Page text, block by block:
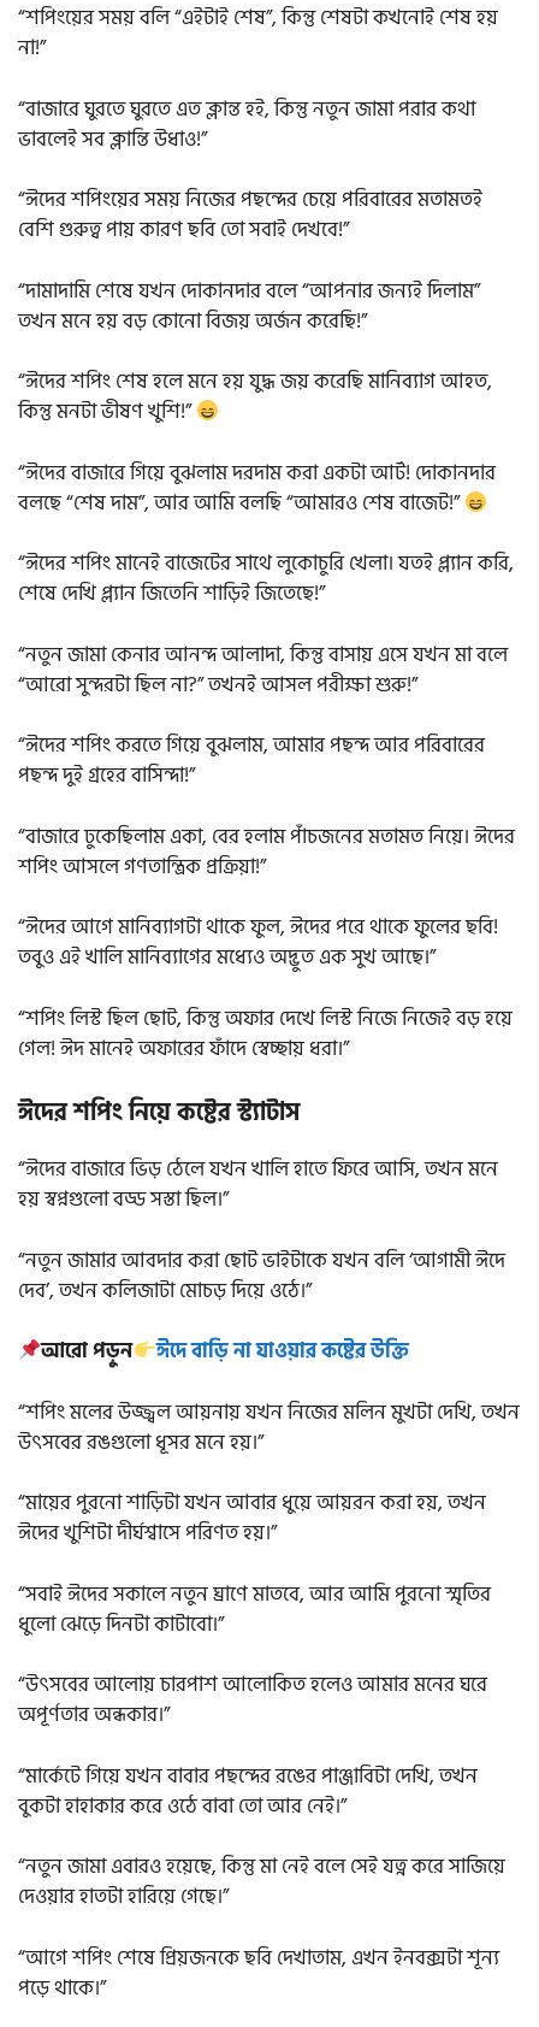
“শপিংয়ের সময় বলি “এইটাই শেষ”, কিন্তু শেষটা কখনোই শেষ হয়
না!”
“বাজারে ঘুরতে ঘুরতে এত ক্লান্ত হই, কিন্তু নতুন জামা পরার কথা
ভাবলেই সব ক্লান্তি উধাও!”
“ঈদের শপিংয়ের সময় নিজের পছন্দের চেয়ে পরিবারের মতামতই
বেশি গুরুত্ব পায় কারণ ছবি তো সবাই দেখবে!”
“দামাদামি শেষে যখন দোকানদার বলে “আপনার জন্যই দিলাম”
তখন মনে হয় বড় কোনো বিজয় অর্জন করেছি!”
“ঈদের শপিং শেষ হলে মনে হয় যুদ্ধ জয় করেছি মানিব্যাগ আহত,
কিন্তু মনটা ভীষণ খুশি!”
“ঈদের বাজারে গিয়ে বুঝলাম দরদাম করা একটা আর্ট! দোকানদার
বলছে “শেষ দাম”, আর আমি বলছি “আমারও শেষ বাজেট!”
“ঈদের শপিং মানেই বাজেটের সাথে লুকোচুরি খেলা। যতই প্ল্যান করি,
শেষে দেখি প্ল্যান জিতেনি শাড়িই জিতেছে!”
“নতুন জামা কেনার আনন্দ আলাদা, কিন্তু বাসায় এসে যখন মা বলে
“আরো সুন্দরটা ছিল না?” তখনই আসল পরীক্ষা শুরু!”
“ঈদের শপিং করতে গিয়ে বুঝলাম, আমার পছন্দ আর পরিবারের
পছন্দ দুই গ্রহের বাসিন্দা!”
“বাজারে ঢুকেছিলাম একা, বের হলাম পাঁচজনের মতামত নিয়ে। ঈদের
শপিং আসলে গণতান্ত্রিক প্রক্রিয়া!”
“ঈদের আগে মানিব্যাগটা থাকে ফুল, ঈদের পরে থাকে ফুলের ছবি!
তবুও এই খালি মানিব্যাগের মধ্যেও অদ্ভুত এক সুখ আছে।”
“শপিং লিস্ট ছিল ছোট, কিন্তু অফার দেখে লিস্ট নিজে নিজেই বড় হয়ে
গেল! ঈদ মানেই অফারের ফাঁদে স্বেচ্ছায় ধরা।”
ঈদের শপিং নিয়ে কষ্টের স্ট্যাটাস
“ঈদের বাজারে ভিড় ঠেলে যখন খালি হাতে ফিরে আসি, তখন মনে
হয় স্বপ্নগুলো বড্ড সস্তা ছিল।”
“নতুন জামার আবদার করা ছোট ভাইটাকে যখন বলি ‘আগামী ঈদে
দেব’, তখন কলিজাটা মোচড় দিয়ে ওঠে।”
আরো পড়ুন
ঈদে বাড়ি না যাওয়ার কষ্টের উক্তি
“শপিং মলের উজ্জ্বল আয়নায় যখন নিজের মলিন মুখটা দেখি, তখন
উৎসবের রঙগুলো ধূসর মনে হয়।”
“মায়ের পুরনো শাড়িটা যখন আবার ধুয়ে আয়রন করা হয়, তখন
ঈদের খুশিটা দীর্ঘশ্বাসে পরিণত হয়।”
“সবাই ঈদের সকালে নতুন ঘ্রাণে মাতবে, আর আমি পুরনো স্মৃতির
ধুলো ঝেড়ে দিনটা কাটাবো।”
“উৎসবের আলোয় চারপাশ আলোকিত হলেও আমার মনের ঘরে
অপূর্ণতার অন্ধকার।”
“মার্কেটে গিয়ে যখন বাবার পছন্দের রঙের পাঞ্জাবিটা দেখি, তখন
বুকটা হাহাকার করে ওঠে বাবা তো আর নেই।”
“নতুন জামা এবারও হয়েছে, কিন্তু মা নেই বলে সেই যত্ন করে সাজিয়ে
দেওয়ার হাতটা হারিয়ে গেছে।”
“আগে শপিং শেষে প্রিয়জনকে ছবি দেখাতাম, এখন ইনবক্সটা শূন্য
পড়ে থাকে।”